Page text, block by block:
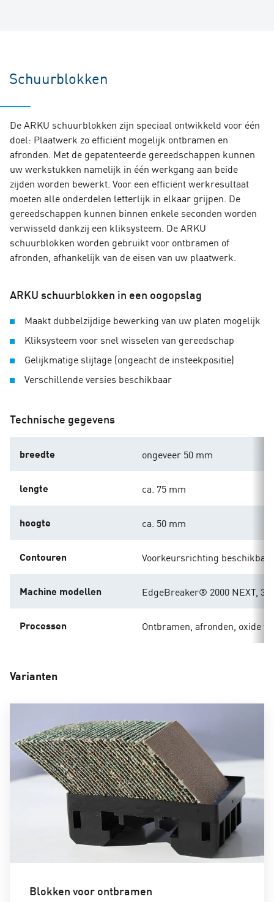
Schuurblokken
De ARKU schuurblokken zijn speciaal ontwikkeld voor één
doel: Plaatwerk zo efficiënt mogelijk ontbramen en
afronden. Met de gepatenteerde gereedschappen kunnen
uw werkstukken namelijk in één werkgang aan beide
zijden worden bewerkt. Voor een efficiënt werkresultaat
moeten alle onderdelen letterlijk in elkaar grijpen. De
gereedschappen kunnen binnen enkele seconden worden
verwisseld dankzij een kliksysteem. De ARKU
schuurblokken worden gebruikt voor ontbramen of
afronden, afhankelijk van de eisen van uw plaatwerk.
ARKU schuurblokken in een oogopslag
Maakt dubbelzijdige bewerking van uw platen mogelijk
Kliksysteem voor snel wisselen van gereedschap
Gelijkmatige slijtage (ongeacht de insteekpositie)
Verschillende versies beschikbaar
Technische gegevens
breedte ongeveer 50 mm
lengte ca. 75 mm
hoogte ca. 50 mm
Contouren Voorkeursrichting beschikbaar
Machine modellen EdgeBreaker® 2000 NEXT,
Processen Ontbramen, afronden, oxide
Varianten
Blokken voor ontbramen